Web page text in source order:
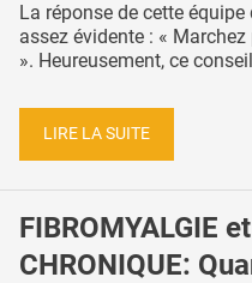
La réponse de cette équipe
assez évidente : «
». Heureusement, ce
LIRE LA SUITE
FIBROMYALGIE
CHRONIQUE: